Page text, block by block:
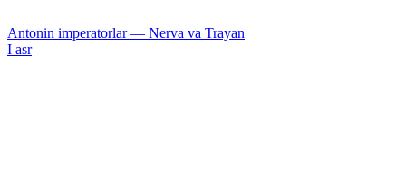
Antonin imperatorlar — Nerva va Trayan
I asr